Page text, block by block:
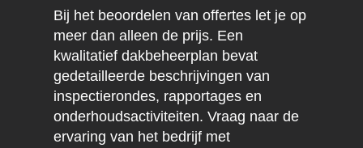
Bij het beoordelen van offertes let je op
meer dan alleen de prijs. Een
kwalitatief dakbeheerplan bevat
gedetailleerde beschrijvingen van
inspectierondes, rapportages en
onderhoudsactiviteiten. Vraag naar de
ervaring van het bedrijf met